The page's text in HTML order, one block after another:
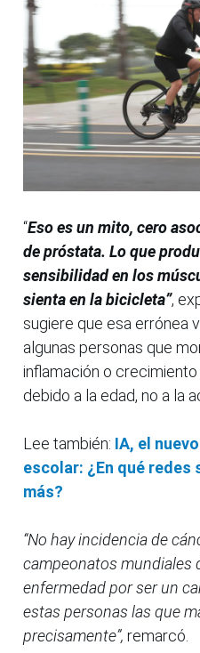
“Eso es un mito, cero
de próstata. Lo que
sensibilidad en los
sienta en la bicicleta”,
sugiere que esa errónea
algunas personas que
inflamación o
debido a la edad, no a la
Lee también: IA, el
escolar: ¿En qué
más?
“No hay incidencia de
campeonatos mundiales
enfermedad por ser un
estas personas las que
precisamente”, remarcó.